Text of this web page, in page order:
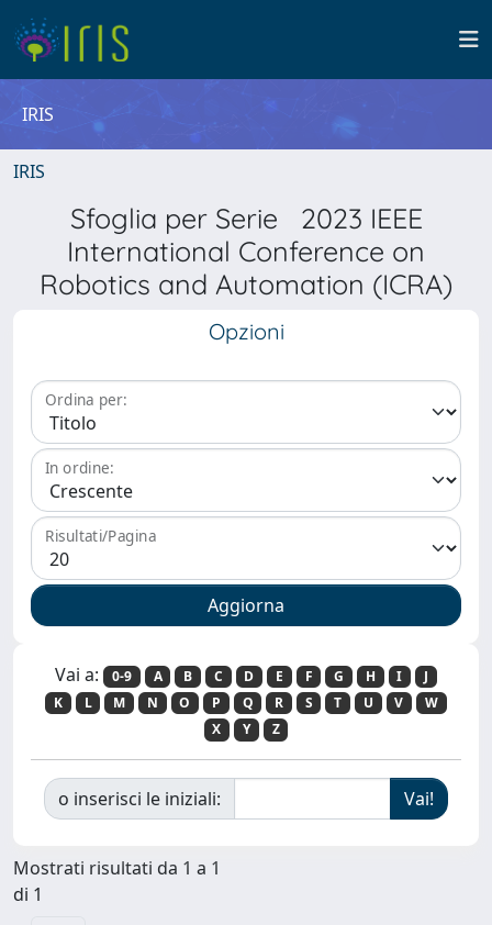
IRIS
IRIS
Sfoglia per Serie 2023 IEEE
International Conference on
Robotics and Automation (ICRA)
Opzioni
Ordina per:
In ordine:
Risultati/Pagina
Vai a: 0-9 A B C D E F G H I
J
K
L M N O P Q R S T U V
W
X
Y Z
o inserisci le iniziali:
Mostrati risultati da 1 a 1
di 1